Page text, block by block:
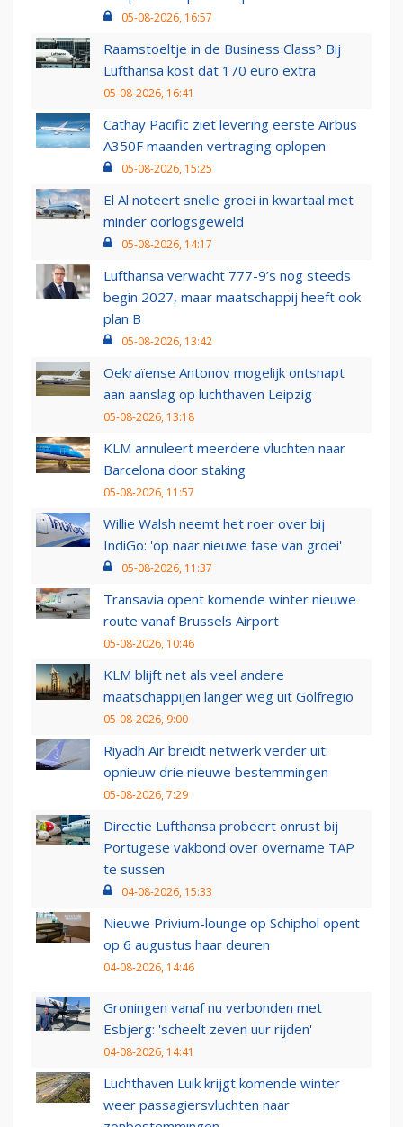
05-08-2026, 16:57
Raamstoeltje in de Business Class? Bij
Lufthansa kost dat 170 euro extra
05-08-2026, 16:41
Cathay Pacific ziet levering eerste Airbus
A350F maanden vertraging oplopen
05-08-2026, 15:25
El Al noteert snelle groei in kwartaal met
minder oorlogsgeweld
05-08-2026, 14:17
Lufthansa verwacht 777-9’s nog steeds
begin 2027, maar maatschappij heeft ook
plan B
05-08-2026, 13:42
Oekraïense Antonov mogelijk ontsnapt
aan aanslag op luchthaven Leipzig
05-08-2026, 13:18
KLM annuleert meerdere vluchten naar
Barcelona door staking
05-08-2026, 11:57
Willie Walsh neemt het roer over bij
IndiGo: 'op naar nieuwe fase van groei'
05-08-2026, 11:37
Transavia opent komende winter nieuwe
route vanaf Brussels Airport
05-08-2026, 10:46
KLM blijft net als veel andere
maatschappijen langer weg uit Golfregio
05-08-2026, 9:00
Riyadh Air breidt netwerk verder uit:
opnieuw drie nieuwe bestemmingen
05-08-2026, 7:29
Directie Lufthansa probeert onrust bij
Portugese vakbond over overname TAP
te sussen
04-08-2026, 15:33
Nieuwe Privium-lounge op Schiphol opent
op 6 augustus haar deuren
04-08-2026, 14:46
Groningen vanaf nu verbonden met
Esbjerg: 'scheelt zeven uur rijden'
04-08-2026, 14:41
Luchthaven Luik krijgt komende winter
weer passagiersvluchten naar